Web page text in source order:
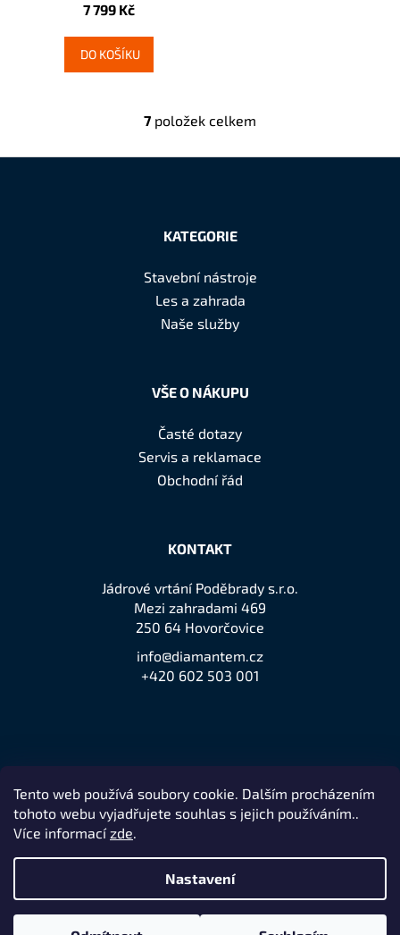
Tento web používá soubory cookie. Dalším procházením
tohoto webu vyjadřujete souhlas s jejich používáním..
Více informacízde.
Nastavení
7 799 Kč
DO KOŠÍKU
O
a
c
í
p
r
v
v
ý
p
i
s
u
7 položek celkem
KATEGORIE
Stavební nástroje
Les a zahrada
Naše služby
VŠE O NÁKUPU
Časté dotazy
Servis a reklamace
Obchodní řád
KONTAKT
Jádrové vrtání Poděbrady s.r.o.
Mezi zahradami 469
250 64 Hovorčovice
info@diamantem.cz
+420 602 503 001
Přijímáme online platby
NakódovaloRemedio Digital| Vytvořil Shoptet